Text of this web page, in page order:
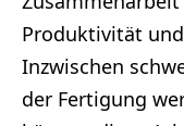
Produktivität
Inzwischen
der Fertigung